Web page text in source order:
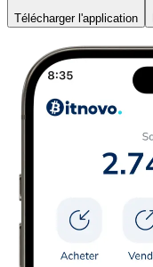
Télécharger l'application